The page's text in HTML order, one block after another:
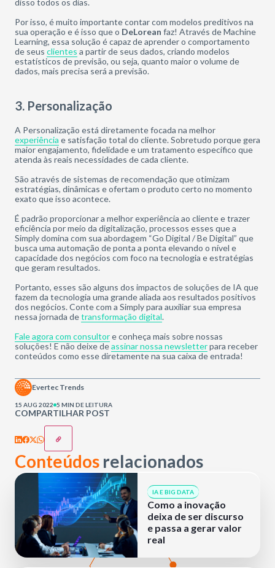
disso todos os dias.
Por isso, é muito importante contar com modelos preditivos na
sua operação e é isso que o DeLorean faz! Através de Machine
Learning, essa solução é capaz de aprender o comportamento
de seus clientes a partir de seus dados, criando modelos
estatísticos de previsão, ou seja, quanto maior o volume de
dados, mais precisa será a previsão.
3. Personalização
A Personalização está diretamente focada na melhor
experiência e satisfação total do cliente. Sobretudo porque gera
maior engajamento, fidelidade e um tratamento específico que
atenda às reais necessidades de cada cliente.
São através de sistemas de recomendação que otimizam
estratégias, dinâmicas e ofertam o produto certo no momento
exato que isso acontece.
É padrão proporcionar a melhor experiência ao cliente e trazer
eficiência por meio da digitalização, processos esses que a
Simply domina com sua abordagem “Go Digital / Be Digital” que
busca uma automação de ponta a ponta elevando o nível e
capacidade dos negócios com foco na tecnologia e estratégias
que geram resultados.
Portanto, esses são alguns dos impactos de soluções de IA que
fazem da tecnologia uma grande aliada aos resultados positivos
dos negócios. Conte com a Simply para auxiliar sua empresa
nessa jornada detransformação digital.
Fale agora com consultore conheça mais sobre nossas
soluções! E não deixe deassinar nossa newsletterpara receber
conteúdos como esse diretamente na sua caixa de entrada!
COMPARTILHAR POST
Evertec Trends
15 AUG 2022 5 MIN DE LEITURA
Conteúdos relacionados
IA E BIG DATA
Como a inovação
deixa de ser discurso
e passa a gerar valor
real